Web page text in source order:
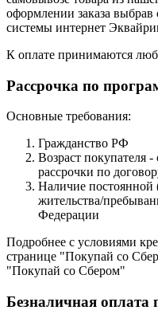
оформлении заказа
системы интернет
К оплате принимаются
Рассрочка по
Основные требования:
Гражданство РФ
Возраст покупателя
рассрочки по
Наличие постоянной
жительства/
Федерации
Подробнее с условиями
странице "Покупай со
"Покупай со Сбером"
Безналичная оплата